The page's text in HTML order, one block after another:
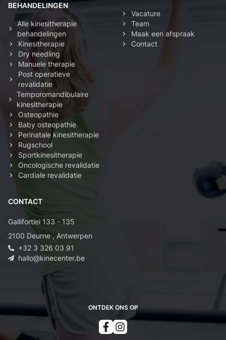
ONTDEK ONS OP
BEHANDELINGEN
Alle kinesitherapie
behandelingen
Kinesitherapie
Dry needling
Manuele therapie
Post operatieve
revalidatie
Temporomandibulaire
kinesitherapie
Osteopathie
Baby osteopathie
Perinatale kinesitherapie
Rugschool
Sportkinesitherapie
Oncologische revalidatie
Cardiale revalidatie
Vacature
Team
Maak een afspraak
Contact
CONTACT
Gallifortlei 133 - 135
2100 Deurne , Antwerpen
+32 3 326 03 91
hallo@kinecenter.be